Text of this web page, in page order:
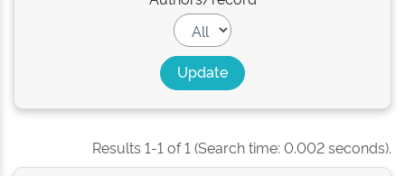
Results 1-1 of 1 (Search time: 0.002 seconds).